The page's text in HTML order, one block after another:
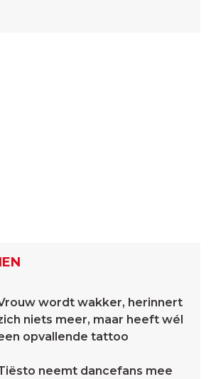
wordt wakker, herinnert
niets meer, maar heeft wél
opvallende tattoo
neemt dancefans mee